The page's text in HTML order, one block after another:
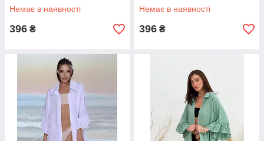
Немає в наявності
396 ₴
Немає в наявності
396 ₴